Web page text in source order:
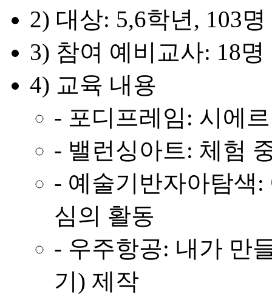
2) 대상: 5,6학년, 103명
3) 참여 예비교사: 18명
4) 교육 내용
- 포디프레임: 시에
- 밸런싱아트: 체험
- 예술기반자아탐색
심의 활동
- 우주항공: 내가 만
기) 제작